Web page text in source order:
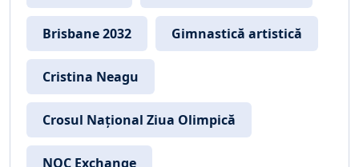
Brisbane 2032 Gimnastică artistică
Cristina Neagu
Crosul Național Ziua Olimpică
NOC Exchange